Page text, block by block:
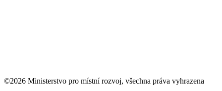
©2026 Ministerstvo pro místní rozvoj, všechna práva vyhrazena